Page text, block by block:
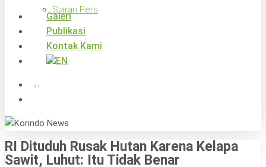
Siaran Pers
Galeri
Publikasi
Kontak Kami
x-
twitter
facebook
RI Dituduh Rusak Hutan Karena Kelapa
Sawit, Luhut: Itu Tidak Benar